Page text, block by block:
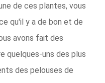
de ces plantes, vous
qu'il y a de bon et de
avons fait des
quelques-uns des plus
des pelouses de